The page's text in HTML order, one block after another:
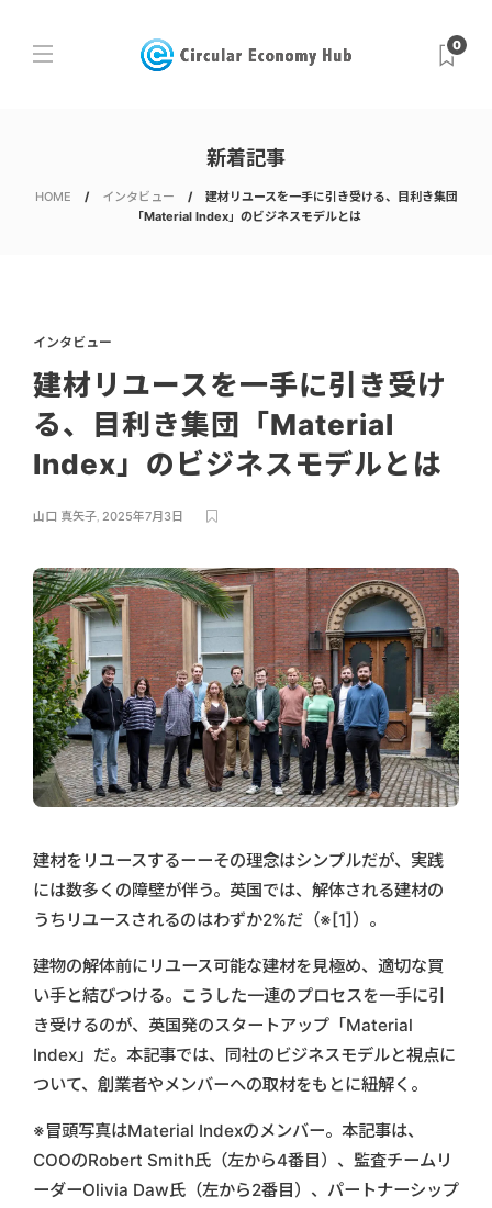
0
新着記事
HOME インタビュー
建材リユースを一手に引き受ける、目利き集団
「Material Index」のビジネスモデルとは
インタビュー
建材リユースを一手に引き受け
る、目利き集団「Material
Index」のビジネスモデルとは
山口 真矢子, 2025年7月3日
建材をリユースするーーその理念はシンプルだが、実践
には数多くの障壁が伴う。英国では、解体される建材の
うちリユースされるのはわずか2%だ（※[1]）。
建物の解体前にリユース可能な建材を見極め、適切な買
い手と結びつける。こうした一連のプロセスを一手に引
き受けるのが、英国発のスタートアップ「Material
Index」だ。本記事では、同社のビジネスモデルと視点に
ついて、創業者やメンバーへの取材をもとに紐解く。
※冒頭写真はMaterial Indexのメンバー。本記事は、
COOのRobert Smith氏（左から4番目）、監査チームリ
ーダーOlivia Daw氏（左から2番目）、パートナーシップ